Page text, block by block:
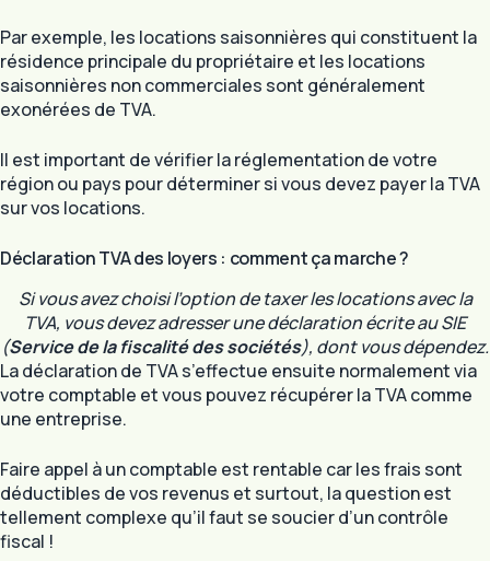
Par exemple, les locations saisonnières qui constituent la
résidence principale du propriétaire et les locations
saisonnières non commerciales sont généralement
exonérées de TVA.
Il est important de vérifier la réglementation de votre
région ou pays pour déterminer si vous devez payer la TVA
sur vos locations.
Déclaration TVA des loyers : comment ça marche ?
Si vous avez choisi l’option de taxer les locations avec la
TVA, vous devez adresser une déclaration écrite au SIE
(Service de la fiscalité des sociétés), dont vous dépendez.
La déclaration de TVA s’effectue ensuite normalement via
votre comptable et vous pouvez récupérer la TVA comme
une entreprise.
Faire appel à un comptable est rentable car les frais sont
déductibles de vos revenus et surtout, la question est
tellement complexe qu’il faut se soucier d’un contrôle
fiscal !